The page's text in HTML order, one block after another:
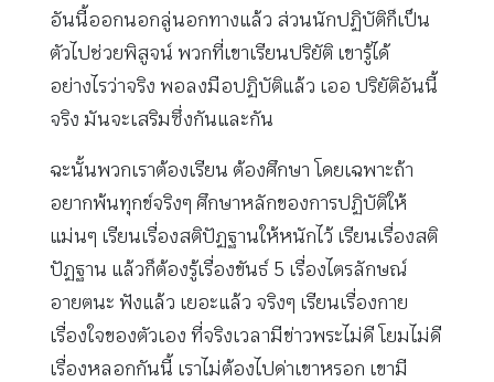
อันนี้ออกนอกลู่นอกทางแล้ว ส่วนนักปฏิบัติก็เป็น
ตัวไปช่วยพิสูจน์ พวกที่เขาเรียนปริยัติ เขารู้ได้
อย่างไรว่าจริง พอลงมือปฏิบัติแล้ว เออ ปริยัติอันนี้
จริง มันจะเสริมซึ่งกันและกัน
ฉะนั้นพวกเราต้องเรียน ต้องศึกษา โดยเฉพาะถ้า
อยากพ้นทุกข์จริงๆ ศึกษาหลักของการปฏิบัติให้
แม่นๆ เรียนเรื่องสติปัฏฐานให้หนักไว้ เรียนเรื่องสติ
ปัฏฐาน แล้วก็ต้องรู้เรื่องขันธ์ 5 เรื่องไตรลักษณ์
อายตนะ ฟังแล้ว เยอะแล้ว จริงๆ เรียนเรื่องกาย
เรื่องใจของตัวเอง ที่จริงเวลามีข่าวพระไม่ดี โยมไม่ดี
เรื่องหลอกกันนี้ เราไม่ต้องไปด่าเขาหรอก เขามี